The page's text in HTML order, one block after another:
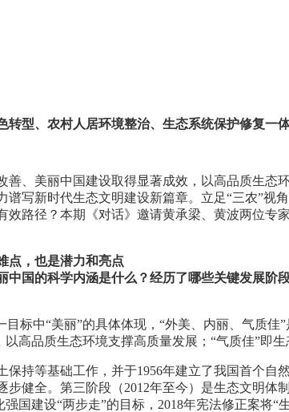
型、农村人居环境整治、生态系统保护修复一体
、美丽中国建设取得显著成效，以高品质生态
写新时代生态文明建设新篇章。立足“三农”视
路径？本期《对话》邀请黄承梁、黄波两位专
点，也是潜力和亮点
国的科学内涵是什么？经历了哪些关键发展阶
标中“美丽”的具体体现，“外美、内丽、气质佳
高品质生态环境支撑高质量发展；“气质佳”即
持等基础工作，并于1956年建立了我国首个自
健全。第三阶段（2012年至今）是生态文明体
国建设“两步走”的目标，2018年宪法修正案将“